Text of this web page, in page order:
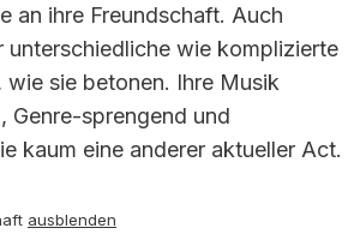
an ihre Freundschaft. Auch
unterschiedliche wie komplizierte
wie sie betonen. Ihre Musik
Genre-sprengend und
kaum eine anderer aktueller Act.
ausblenden